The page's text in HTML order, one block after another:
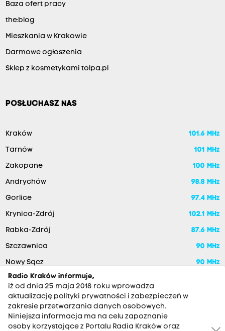
Baza ofert pracy
the:blog
Mieszkania w Krakowie
Darmowe ogłoszenia
Sklep z kosmetykami tolpa.pl
POSŁUCHASZ NAS
Kraków 101.6 MHz
Tarnów 101 MHz
Zakopane 100 MHz
Andrychów 98.8 MHz
Gorlice 97.4 MHz
Krynica-Zdrój 102.1 MHz
Rabka-Zdrój 87.6 MHz
Szczawnica 90 MHz
Nowy Sącz
90 MHz
Radio Kraków informuje,
iż od dnia 25 maja 2018 roku wprowadza
aktualizację polityki prywatności i zabezpieczeń w
zakresie przetwarzania danych osobowych.
Niniejsza informacja ma na celu zapoznanie
osoby korzystające z Portalu Radia Kraków oraz